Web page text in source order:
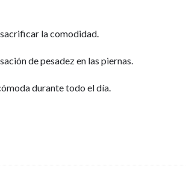
la comodidad.
de pesadez en las piernas.
durante todo el día.